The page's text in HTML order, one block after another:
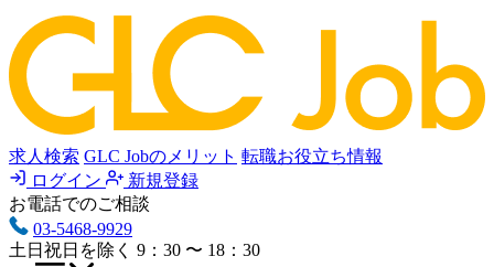
求人検索 GLC Jobのメリット 転職お役立ち情報
ログイン
新規登録
お電話でのご相談
03-5468-9929
土日祝日を除く 9：30 〜 18：30